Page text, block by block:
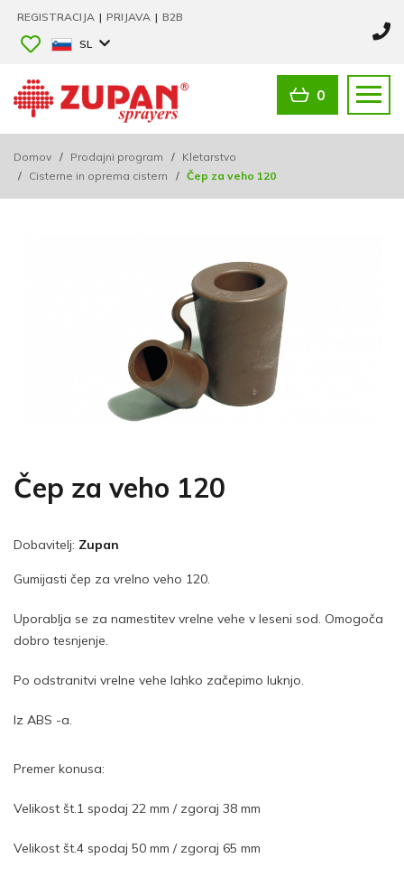
REGISTRACIJA | PRIJAVA | B2B
SL
0
Domov / Prodajni program / Kletarstvo
/ Cisterne in oprema cistern / Čep za veho 120
Čep za veho 120
Dobavitelj: Zupan
Gumijasti čep za vrelno veho 120.
Uporablja se za namestitev vrelne vehe v leseni sod. Omogoča
dobro tesnjenje.
Po odstranitvi vrelne vehe lahko začepimo luknjo.
Iz ABS -a.
Premer konusa:
Velikost št.1 spodaj 22 mm / zgoraj 38 mm
Velikost št.4 spodaj 50 mm / zgoraj 65 mm